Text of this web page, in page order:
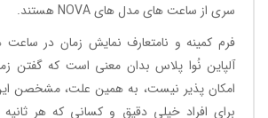
سری از ساعت های مدل های NOVA هستند.
فرم کمینه و نامتعارف نمایش زمان در
آلپاین نُوا پلاس بدان معنی است که گفتن
امکان پذیر نیست، به همین علت، مشخصن
برای افراد خیلی دقیق و کسانی که هر